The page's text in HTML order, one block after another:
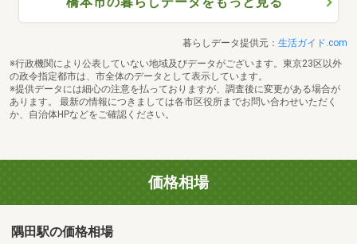
暮らしデータ提供元： 生活ガイド.com
※行政機関により公表していない地域及びデータがございます。東京23区以外
の政令指定都市は、市全体のデータとして表示しています。
※提供データには細心の注意を払っておりますが、調査後に変更がある場合が
あります。 最新の情報につきましては各市区役所までお問い合わせいただく
か、自治体HPなどをご確認ください。
価格相場
隅田駅の価格相場